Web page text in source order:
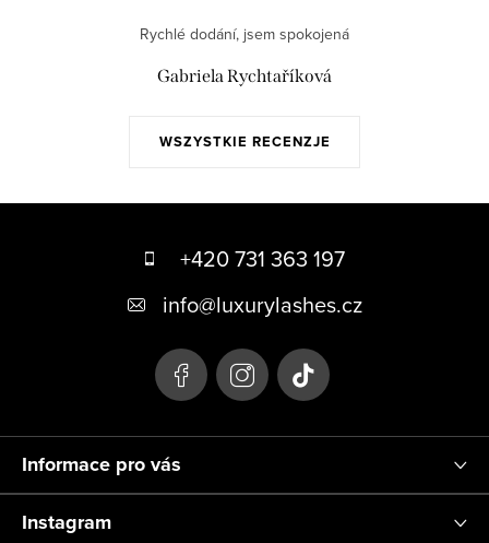
WSZYSTKIE RECENZJE
Rychlé dodání, jsem spokojená
Gabriela Rychtaříková
+420 731 363 197
info@luxurylashes.cz
Informace pro vás
Instagram